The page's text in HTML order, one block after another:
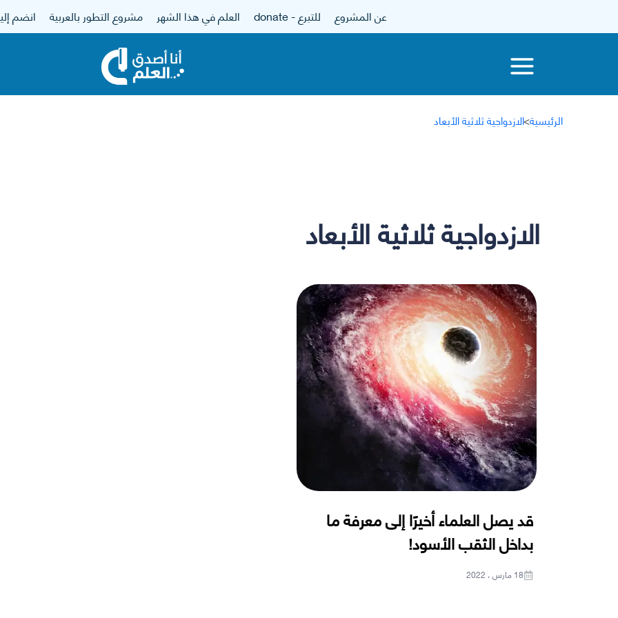
عن المشروع للتبرع - donate العلم في هذا الشهر مشروع التطور بالعربية انضم
الرئيسية>الازدواجية ثلاثية الأبعاد
الازدواجية ثلاثية الأبعاد
قد يصل العلماء أخيرًا إلى معرفة ما
بداخل الثقب الأسود!
18 مارس ، 2022